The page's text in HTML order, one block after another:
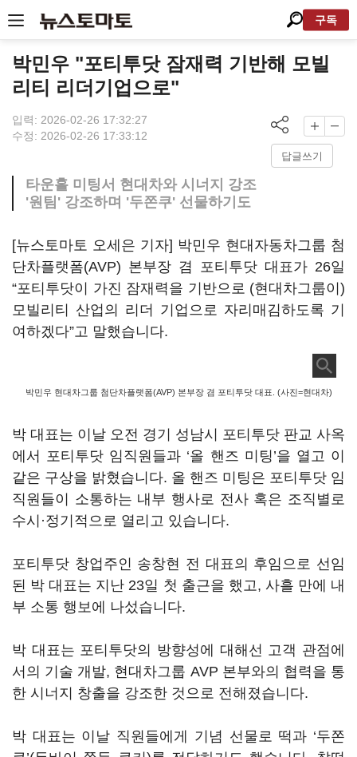
구독
박민우 "포티투닷 잠재력 기반해 모빌
리티 리더기업으로"
입력: 2026-02-26 17:32:27
수정: 2026-02-26 17:33:12
답글쓰기
타운홀 미팅서 현대차와 시너지 강조
'원팀' 강조하며 '두쫀쿠' 선물하기도
[뉴스토마토 오세은 기자] 박민우 현대자동차그룹 첨
단차플랫폼(AVP) 본부장 겸 포티투닷 대표가 26일
“포티투닷이 가진 잠재력을 기반으로 (현대차그룹이)
모빌리티 산업의 리더 기업으로 자리매김하도록 기
여하겠다”고 말했습니다.
박민우 현대차그룹 첨단차플랫폼(AVP) 본부장 겸 포티투닷 대표. (사진=현대차)
박 대표는 이날 오전 경기 성남시 포티투닷 판교 사옥
에서 포티투닷 임직원들과 ‘올 핸즈 미팅’을 열고 이
같은 구상을 밝혔습니다. 올 핸즈 미팅은 포티투닷 임
직원들이 소통하는 내부 행사로 전사 혹은 조직별로
수시·정기적으로 열리고 있습니다.
포티투닷 창업주인 송창현 전 대표의 후임으로 선임
된 박 대표는 지난 23일 첫 출근을 했고, 사흘 만에 내
부 소통 행보에 나섰습니다.
박 대표는 포티투닷의 방향성에 대해선 고객 관점에
서의 기술 개발, 현대차그룹 AVP 본부와의 협력을 통
한 시너지 창출을 강조한 것으로 전해졌습니다.
박 대표는 이날 직원들에게 기념 선물로 떡과 ‘두쫀